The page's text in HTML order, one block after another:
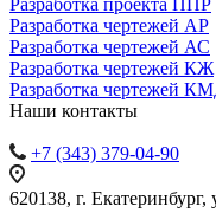
Разработка проекта ППР
Разработка чертежей АР
Разработка чертежей АС
Разработка чертежей КЖ
Разработка чертежей
Наши контакты
+7 (343) 379-04-90
620138, г. Екатеринбург,